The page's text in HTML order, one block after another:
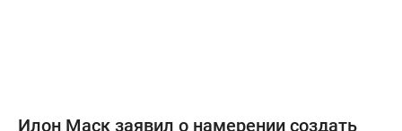
Илон Маск заявил о намерении создать